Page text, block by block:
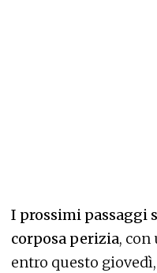
I prossimi passaggi
corposa perizia,
entro questo